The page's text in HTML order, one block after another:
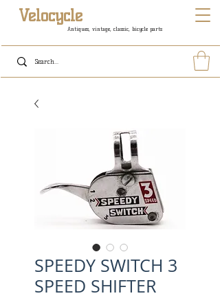
Antiques, vintage, classic, bicycle parts
Velocycle
SPEEDY SWITCH 3
SPEED SHIFTER